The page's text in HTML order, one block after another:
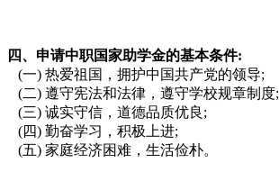
四、申请中职国家助学金的基本条件:
(一) 热爱祖国，拥护中国共产党的领导;
(二) 遵守宪法和法律，遵守学校规章制度;
(三) 诚实守信，道德品质优良;
(四) 勤奋学习，积极上进;
(五) 家庭经济困难，生活俭朴。